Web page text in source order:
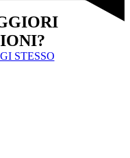
STESSO